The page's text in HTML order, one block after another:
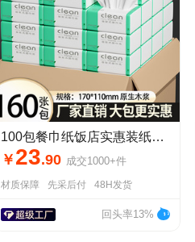
100包餐巾纸饭店实惠装纸巾家用抽纸整箱批发酒店餐馆商用卫生纸
￥ 23.90 成交1000+件
材质保障 先采后付 48H发货
回头率13%